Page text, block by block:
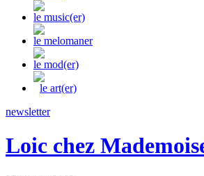
le music(er)
le melomaner
le mod(er)
le art(er)
newsletter
Loic chez